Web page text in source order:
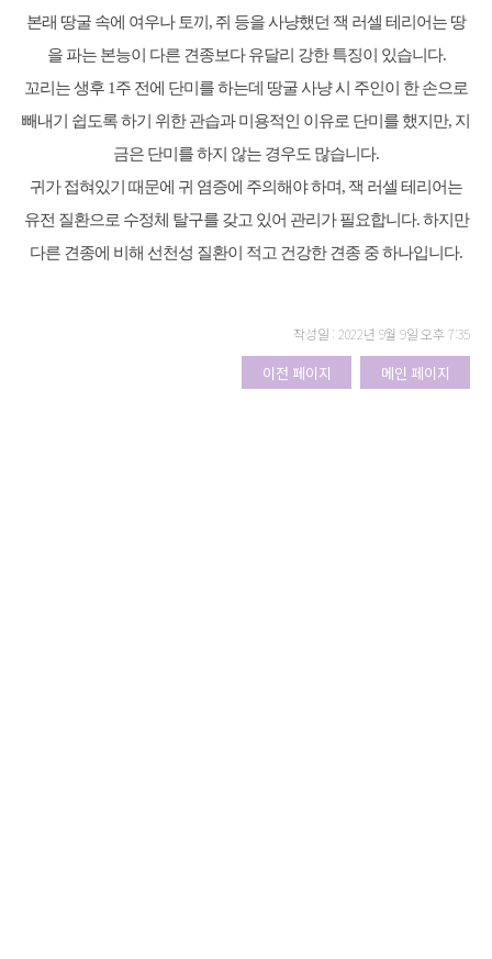
본래 땅굴 속에 여우나 토끼, 쥐 등을 사냥했던 잭 러셀 테리어는 땅
을 파는 본능이 다른 견종보다 유달리 강한 특징이 있습니다.
꼬리는 생후 1주 전에 단미를 하는데 땅굴 사냥 시 주인이 한 손으로
빼내기 쉽도록 하기 위한 관습과 미용적인 이유로 단미를 했지만, 지
금은 단미를 하지 않는 경우도 많습니다.
귀가 접혀있기 때문에 귀 염증에 주의해야 하며, 잭 러셀 테리어는
유전 질환으로 수정체 탈구를 갖고 있어 관리가 필요합니다. 하지만
다른 견종에 비해 선천성 질환이 적고 건강한 견종 중 하나입니다.
작성일 : 2022년 9월 9일 오후 7:35
이전 페이지 메인 페이지